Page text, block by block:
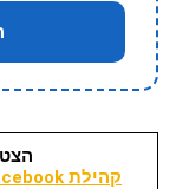
קהילת Facebook